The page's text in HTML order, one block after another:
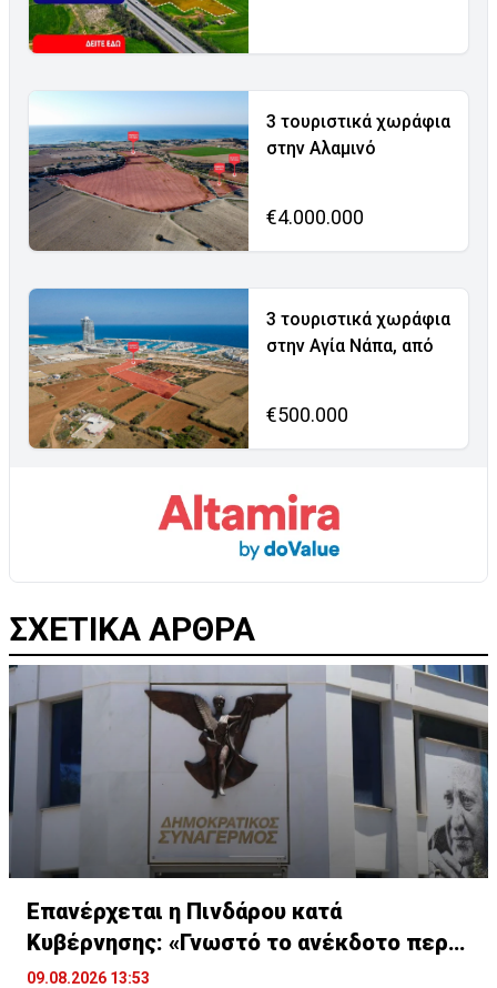
3 τουριστικά χωράφια
στην Αλαμινό
€4.000.000
3 τουριστικά χωράφια
στην Αγία Νάπα, από
€500.000
ΣΧΕΤΙΚΑ ΑΡΘΡΑ
Επανέρχεται η Πινδάρου κατά
Κυβέρνησης: «Γνωστό το ανέκδοτο περι
ΔΗΣΑΚΕΛ»
09.08.2026 13:53